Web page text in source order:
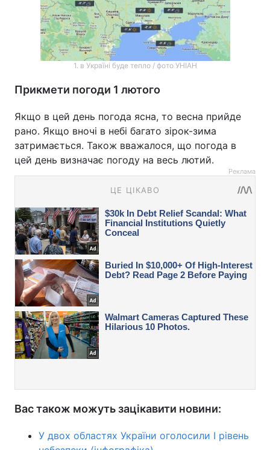
1. в Україні буде тепло / фото УНІАН
Прикмети погоди 1 лютого
Якщо в цей день погода ясна, то весна прийде
рано. Якщо вночі в небі багато зірок-зима
затримається. Також вважалося, що погода в
цей день визначає погоду на весь лютий.
Реклама
Вас також можуть зацікавити новини:
У двох областях України оголосили І рівень